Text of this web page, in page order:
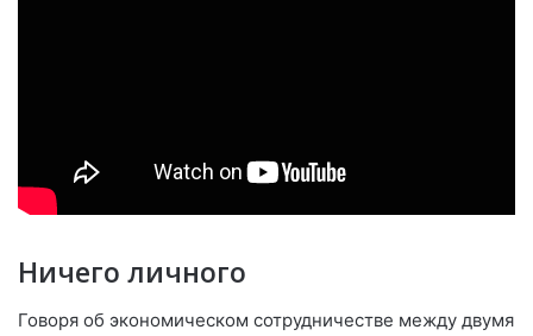
Ничего личного
Говоря об экономическом сотрудничестве между двумя